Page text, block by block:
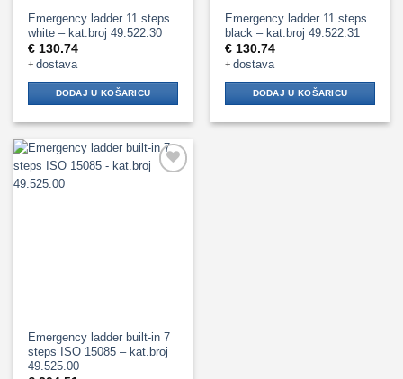
Emergency ladder 11 steps
white – kat.broj 49.522.30
€ 130.74
+dostava
DODAJ U KOŠARICU
Emergency ladder 11 steps
black – kat.broj 49.522.31
€ 130.74
+dostava
DODAJ U KOŠARICU
Emergency ladder built-in 7
steps ISO 15085 – kat.broj
49.525.00